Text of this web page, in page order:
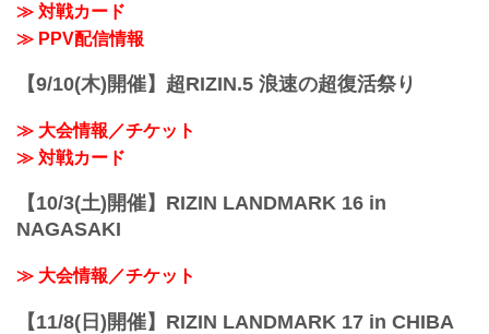
応募条件
項目 条件
≫ 対戦カード
≫ PPV配信情報
【9/10(木)開催】超RIZIN.5 浪速の超復活祭り
≫ 大会情報／チケット
≫ 対戦カード
【10/3(土)開催】RIZIN LANDMARK 16 in
NAGASAKI
≫ 大会情報／チケット
【11/8(日)開催】RIZIN LANDMARK 17 in CHIBA